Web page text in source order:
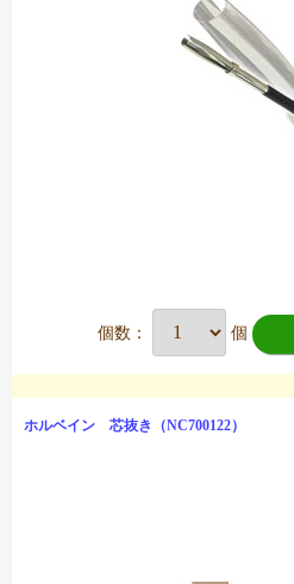
個数： 個
ホルベイン 芯抜き（NC700122）